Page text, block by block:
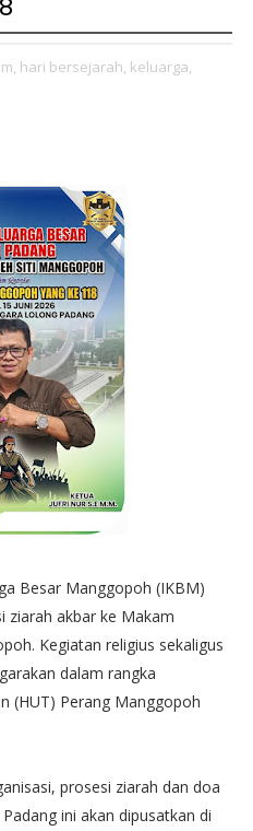
hari bersejarah, keluarga,
Besar Manggopoh (IKBM)
ziarah akbar ke Makam
Kegiatan religius sekaligus
dalam rangka
(HUT) Perang Manggopoh
prosesi ziarah dan doa
ini akan dipusatkan di